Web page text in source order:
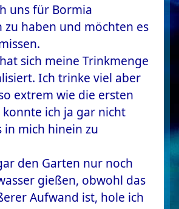
uns für Bormia
zu haben und möchten es
sich meine Trinkmenge
Ich trinke viel aber
extrem wie die ersten
konnte ich ja gar nicht
in mich hinein zu
den Garten nur noch
gießen, obwohl das
Aufwand ist, hole ich